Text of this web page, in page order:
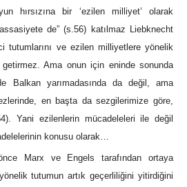
hırsızına bir ‘ezilen milliyet’ olarak
de” (s.56) katılmaz Liebknecht
tutumlarını ve ezilen milliyetlere yönelik
getirmez. Ama onun için eninde sonunda
Balkan yarımadasında da değil, ama
en başta da sezgilerimize göre,
Yani ezilenlerin mücadeleleri ile değil
konusu olarak…
Marx ve Engels tarafından ortaya
tutumun artık geçerliliğini yitirdiğini